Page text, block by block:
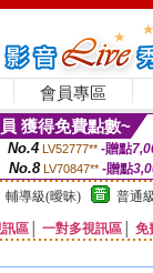
會員專區
獲得免費點數~
No.4 LV52777** -贈點
No.8 LV70847** -贈點
輔導級(曖昧) 普通
區 一對多視訊區 免